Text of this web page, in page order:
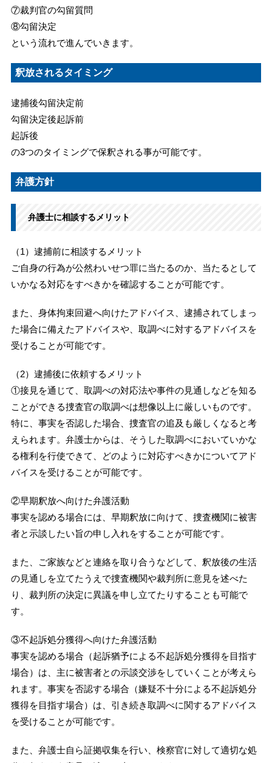
⑦裁判官の勾留質問
⑧勾留決定
という流れで進んでいきます。
釈放されるタイミング
逮捕後勾留決定前
勾留決定後起訴前
起訴後
の3つのタイミングで保釈される事が可能です。
弁護方針
弁護士に相談するメリット
（1）逮捕前に相談するメリット
ご自身の行為が公然わいせつ罪に当たるのか、当たるとして
いかなる対応をすべきかを確認することが可能です。
また、身体拘束回避へ向けたアドバイス、逮捕されてしまっ
た場合に備えたアドバイスや、取調べに対するアドバイスを
受けることが可能です。
（2）逮捕後に依頼するメリット
①接見を通じて、取調べの対応法や事件の見通しなどを知る
ことができる捜査官の取調べは想像以上に厳しいものです。
特に、事実を否認した場合、捜査官の追及も厳しくなると考
えられます。弁護士からは、そうした取調べにおいていかな
る権利を行使できて、どのように対応すべきかについてアド
バイスを受けることが可能です。
②早期釈放へ向けた弁護活動
事実を認める場合には、早期釈放に向けて、捜査機関に被害
者と示談したい旨の申し入れをすることが可能です。
また、ご家族などと連絡を取り合うなどして、釈放後の生活
の見通しを立てたうえで捜査機関や裁判所に意見を述べた
り、裁判所の決定に異議を申し立てたりすることも可能で
す。
③不起訴処分獲得へ向けた弁護活動
事実を認める場合（起訴猶予による不起訴処分獲得を目指す
場合）は、主に被害者との示談交渉をしていくことが考えら
れます。事実を否認する場合（嫌疑不十分による不起訴処分
獲得を目指す場合）は、引き続き取調べに関するアドバイス
を受けることが可能です。
また、弁護士自ら証拠収集を行い、検察官に対して適切な処